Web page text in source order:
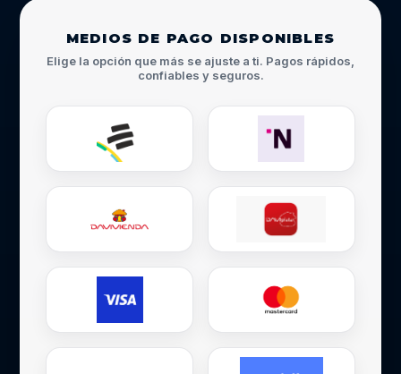
MEDIOS DE PAGO DISPONIBLES
Elige la opción que más se ajuste a ti. Pagos rápidos,
confiables y seguros.